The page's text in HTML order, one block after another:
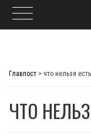
Главпост > что нельзя
ЧТО